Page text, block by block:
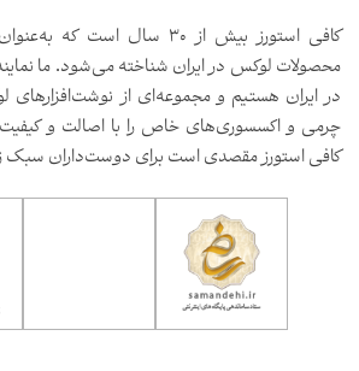
کافی استورز بیش از ۳۰ سال است که
لوکس در ایران شناخته می‌شود. ما نماینده
هستیم و مجموعه‌ای از نوشت‌افزارهای لوکس و
و اکسسوری‌های خاص را با اصالت و کیفیت
استورز مقصدی است برای دوست‌داران سبک